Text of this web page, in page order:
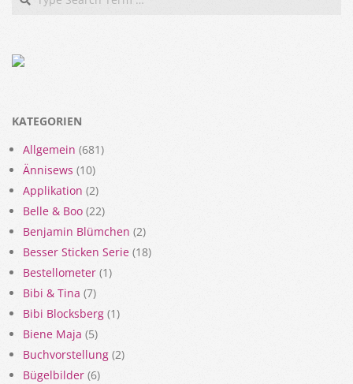
KATEGORIEN
Allgemein (681)
Ännisews (10)
Applikation (2)
Belle & Boo (22)
Benjamin Blümchen (2)
Besser Sticken Serie (18)
Bestellometer (1)
Bibi & Tina (7)
Bibi Blocksberg (1)
Biene Maja (5)
Buchvorstellung (2)
Bügelbilder (6)